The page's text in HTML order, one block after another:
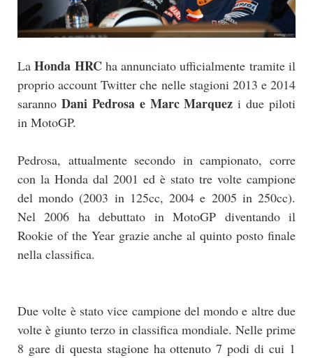
LaHonda HRCha annunciato ufficialmente tramite il
proprio account Twitter che nelle stagioni 2013 e 2014
saranno Dani Pedrosa e Marc Marquez i due piloti
in MotoGP.
Pedrosa, attualmente secondo in campionato, corre
con la Honda dal 2001 ed è stato tre volte campione
del mondo (2003 in 125cc, 2004 e 2005 in 250cc).
Nel 2006 ha debuttato in MotoGP diventando il
Rookie of the Year grazie anche al quinto posto finale
nella classifica.
Due volte è stato vice campione del mondo e altre due
volte è giunto terzo in classifica mondiale. Nelle prime
8 gare di questa stagione ha ottenuto 7 podi di cui 1